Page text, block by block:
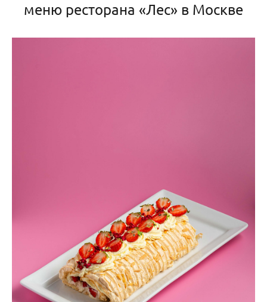
меню ресторана «Лес» в Москве